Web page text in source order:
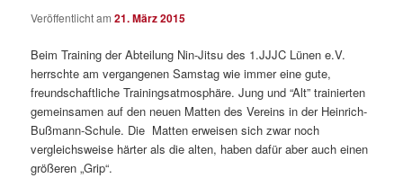
Veröffentlicht am21. März 2015
Beim Training der Abteilung Nin-Jitsu des 1.JJJC Lünen e.V.
herrschte am vergangenen Samstag wie immer eine gute,
freundschaftliche Trainingsatmosphäre. Jung und “Alt” trainierten
gemeinsamen auf den neuen Matten des Vereins in der Heinrich-
Bußmann-Schule. Die Matten erweisen sich zwar noch
vergleichsweise härter als die alten, haben dafür aber auch einen
größeren „Grip“.